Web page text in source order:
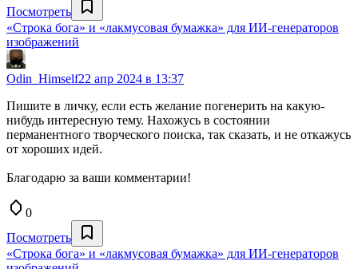
Посмотреть
«Строка бога» и «лакмусовая бумажка» для ИИ-генераторов
изображений
Odin_Himself22 апр 2024 в 13:37
Пишите в личку, если есть желание погенерить на какую-
нибудь интересную тему. Нахожусь в состоянии
перманентного творческого поиска, так сказать, и не откажусь
от хороших идей.
Благодарю за ваши комментарии!
0
Посмотреть
«Строка бога» и «лакмусовая бумажка» для ИИ-генераторов